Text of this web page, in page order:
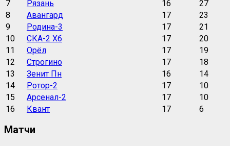
7
Рязань 16
27
8
Авангард 17
23
9
Родина-3 17
21
10
СКА-2 Хб 17
20
11
Орёл 17
19
12
Строгино 17
18
13
Зенит Пн 16
14
14
Ротор-2 17
10
15
Арсенал-2 17
10
16
Квант 17 6
Матчи